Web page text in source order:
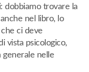
dobbiamo trovare la
nel libro, lo
ci deve
vista psicologico,
generale nelle